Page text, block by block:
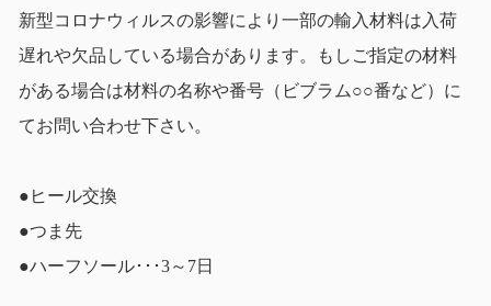
新型コロナウィルスの影響により一部の輸入材料は入荷
遅れや欠品している場合があります。もしご指定の材料
がある場合は材料の名称や番号（ビブラム○○番など）に
てお問い合わせ下さい。
●ヒール交換
●つま先
●ハーフソール･･･3～7日